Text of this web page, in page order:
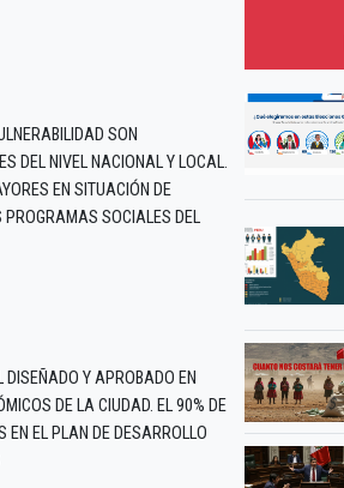
SON
DEL NIVEL NACIONAL Y LOCAL.
EN SITUACIÓN DE
PROGRAMAS SOCIALES DEL
Y APROBADO EN
DE LA CIUDAD. EL 90% DE
EN EL PLAN DE DESARROLLO